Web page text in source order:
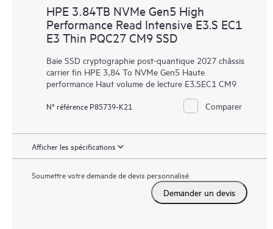
HPE 3.84TB NVMe Gen5 High
Performance Read Intensive E3.S EC1
E3 Thin PQC27 CM9 SSD
Baie SSD cryptographie post-quantique 2027 châssis
carrier fin HPE 3,84 To NVMe Gen5 Haute
performance Haut volume de lecture E3.SEC1 CM9
N° référence P85739-K21 Comparer
Afficher les spécifications
Soumettre votre demande de devis personnalisé
Demander un devis